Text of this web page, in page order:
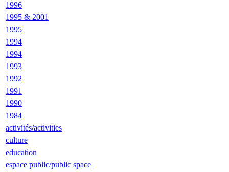
1996
1995 & 2001
1995
1994
1994
1993
1992
1991
1990
1984
activités/activities
culture
education
espace public/public space